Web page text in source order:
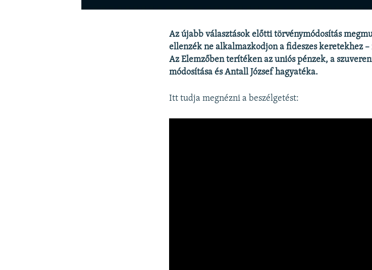
Az újabb választások előtti törvénymódosítás
ellenzék ne alkalmazkodjon a fideszes keretekhez
Az Elemzőben terítéken az uniós pénzek, a
módosítása és Antall József hagyatéka.
Itt tudja megnézni a beszélgetést: